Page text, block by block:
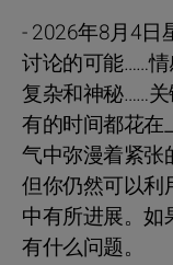
- 2026年8月4日
讨论的可能……
复杂和神秘……
有的时间都花在
气中弥漫着紧张
但你仍然可以利
中有所进展。
有什么问题。